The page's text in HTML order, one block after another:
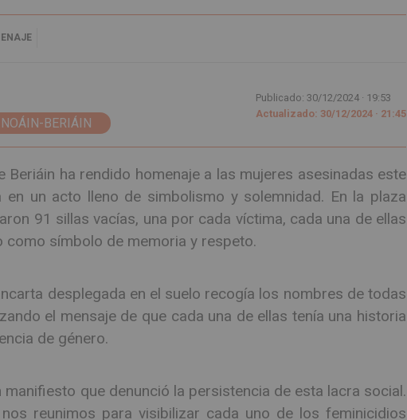
BERIÁIN
Publicado: 30/12/2024 · 19:53
Actualizado: 30/12/2024 · 21:45
Beriáin ha rendido homenaje a las mujeres asesinadas este
un acto lleno de simbolismo y solemnidad. En la plaza
91 sillas vacías, una por cada víctima, cada una de ellas
como símbolo de memoria y respeto.
desplegada en el suelo recogía los nombres de todas
el mensaje de que cada una de ellas tenía una historia
de género.
manifiesto que denunció la persistencia de esta lacra social.
reunimos para visibilizar cada uno de los feminicidios